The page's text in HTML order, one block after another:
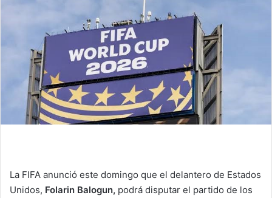
La FIFA anunció este domingo que el delantero de Estados
Unidos, Folarin Balogun, podrá disputar el partido de los